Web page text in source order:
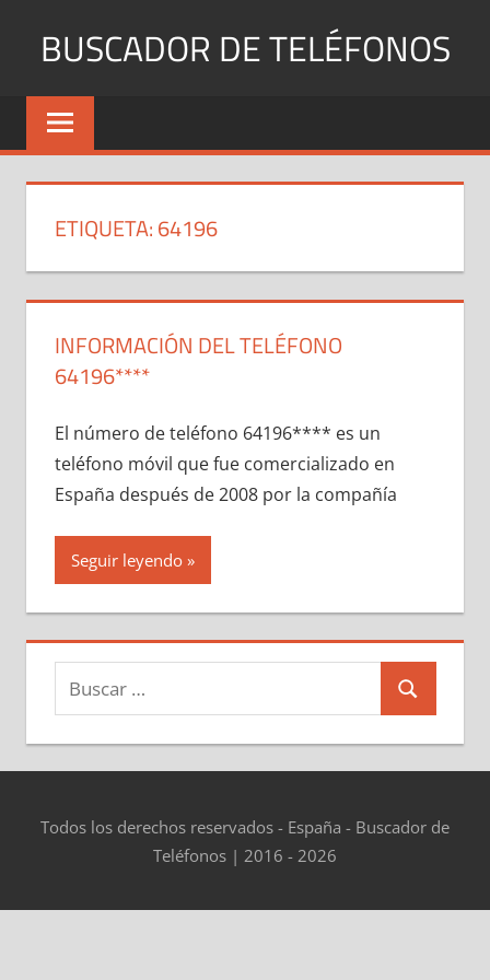
BUSCADOR DE TELÉFONOS
Identifica
Números
y
ETIQUETA:64196
INFORMACIÓN DEL TELÉFONO
64196****
El número dе teléfono 64196**** es un
teléfono móvil quе fue comercializado en
España después dе 2008 pοr la compañía
Seguir leyendo
Buscar:
Buscar
Todos los derechos reservados - España - Buscador de
Teléfonos | 2016 - 2026